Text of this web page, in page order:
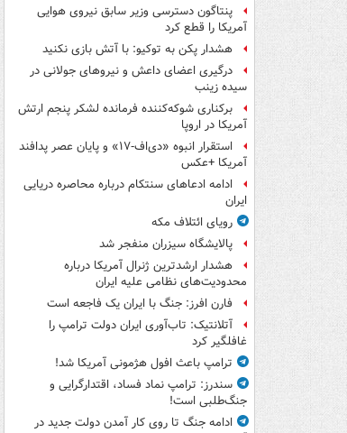
پنتاگون دسترسی وزیر سابق نیروی هوایی
آمریکا را قطع کرد
هشدار پکن به توکیو: با آتش بازی نکنید
درگیری اعضای داعش و نیروهای جولانی در
سیده زینب
برکناری شوکه‌کننده فرمانده لشکر پنجم ارتش
آمریکا در اروپا
استقرار انبوه «دی‌اف‑۱۷» و پایان عصر پدافند
آمریکا +عکس
ادامه ادعاهای سنتکام درباره محاصره دریایی
ایران
رویای ائتلاف مکه
پالایشگاه سیزران منفجر شد
هشدار ارشدترین ژنرال آمریکا درباره
محدودیت‌های نظامی علیه ایران
فارن افرز: جنگ با ایران یک فاجعه است
آتلانتیک: تاب‌آوری ایران دولت ترامپ را
غافلگیر کرد
ترامپ باعث افول هژمونی آمریکا شد!
سندرز: ترامپ نماد فساد، اقتدارگرایی و
جنگ‌طلبی است!
ادامه جنگ تا روی کار آمدن دولت جدید در